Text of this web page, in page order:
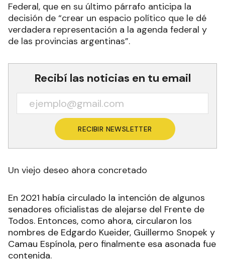
Federal, que en su último párrafo anticipa la
decisión de “crear un espacio político que le dé
verdadera representación a la agenda federal y
de las provincias argentinas”.
Recibí las noticias en tu email
RECIBIR NEWSLETTER
Un viejo deseo ahora concretado
En 2021 había circulado la intención de algunos
senadores oficialistas de alejarse del Frente de
Todos. Entonces, como ahora, circularon los
nombres de Edgardo Kueider, Guillermo Snopek y
Camau Espínola, pero finalmente esa asonada fue
contenida.